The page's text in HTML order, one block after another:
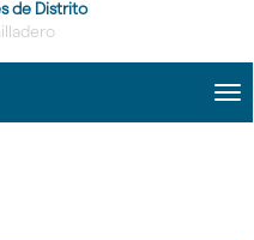
de Distrito